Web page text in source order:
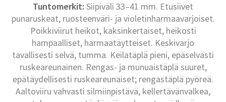
Tuntomerkit:Siipiväli 33–41 mm. Etusiivet
punaruskeat, ruosteenväri- ja violetinharmaavarjoiset.
Poikkiviirut heikot, kaksinkertaiset, heikosti
hampaalliset, harmaatäytteiset. Keskivarjo
tavallisesti selvä, tumma. Keilatäplä pieni, epäselvästi
ruskeareunainen. Rengas- ja munuaistäplä suuret,
epätäydellisesti ruskeareunaiset; rengastäplä pyöreä.
Aaltoviiru vahvasti silmiinpistävä, kellertävänvalkea,